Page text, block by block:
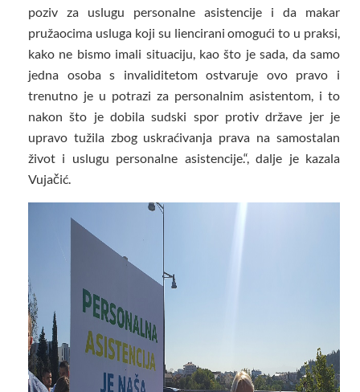
poziv za uslugu personalne asistencije i da makar
pružaocima usluga koji su liencirani omogući to u praksi,
kako ne bismo imali situaciju, kao što je sada, da samo
jedna osoba s invaliditetom ostvaruje ovo pravo i
trenutno je u potrazi za personalnim asistentom, i to
nakon što je dobila sudski spor protiv države jer je
upravo tužila zbog uskraćivanja prava na samostalan
život i uslugu personalne asistencije.“, dalje je kazala
Vujačić.